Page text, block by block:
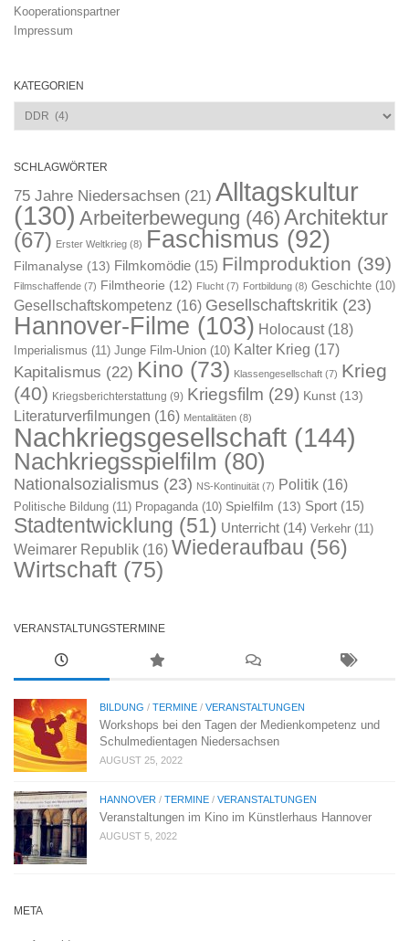
Kooperationspartner
Impressum
KATEGORIEN
Kategorien
SCHLAGWÖRTER
75 Jahre Niedersachsen (21) Alltagskultur
(130) Arbeiterbewegung (46) Architektur
(67) Erster Weltkrieg (8) Faschismus (92)
Filmanalyse (13) Filmkomödie (15) Filmproduktion (39)
Filmschaffende (7) Filmtheorie (12) Flucht (7) Fortbildung (8) Geschichte (10)
Gesellschaftskompetenz (16) Gesellschaftskritik (23)
Hannover-Filme (103) Holocaust(18)
Imperialismus (11) Junge Film-Union (10) Kalter Krieg (17)
Kapitalismus (22) Kino (73) Klassengesellschaft (7) Krieg
(40) Kriegsberichterstattung (9) Kriegsfilm (29) Kunst (13)
Literaturverfilmungen (16) Mentalitäten (8)
Nachkriegsgesellschaft (144)
Nachkriegsspielfilm (80)
Nationalsozialismus (23) NS-Kontinuität (7) Politik (16)
Politische Bildung (11) Propaganda (10) Spielfilm (13) Sport (15)
Stadtentwicklung (51) Unterricht (14) Verkehr (11)
Weimarer Republik (16) Wiederaufbau (56)
Wirtschaft (75)
VERANSTALTUNGSTERMINE
BILDUNG / TERMINE / VERANSTALTUNGEN
Workshops bei den Tagen der Medienkompetenz und
Schulmedientagen Niedersachsen
AUGUST 25, 2022
HANNOVER / TERMINE / VERANSTALTUNGEN
Veranstaltungen im Kino im Künstlerhaus Hannover
AUGUST 5, 2022
META